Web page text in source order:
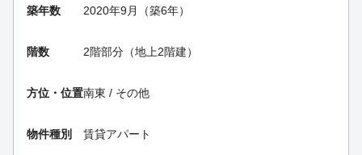
築年数 2020年9月（築6年）
階数 2階部分（地上2階建）
方位・位置南東 / その他
物件種別 賃貸アパート